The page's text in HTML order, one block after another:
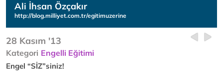
Ali İhsan Özçakır
http://blog.milliyet.com.tr/egitimuzerine
28 Kasım '13
Kategori Engelli Eğitimi
Engel “SİZ”siniz!